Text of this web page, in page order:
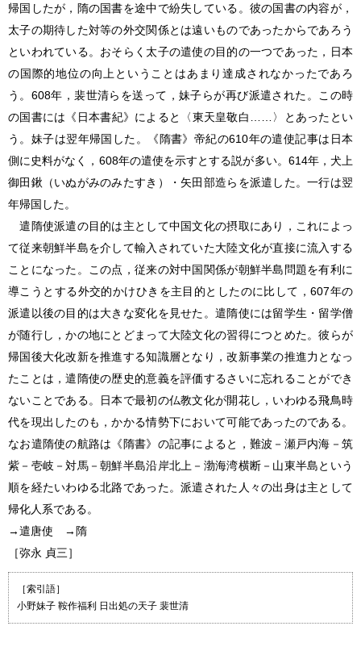
帰国したが，隋の国書を途中で紛失している。彼の国書の内容が，
太子の期待した対等の外交関係とは遠いものであったからであろう
といわれている。おそらく太子の遣使の目的の一つであった，日本
の国際的地位の向上ということはあまり達成されなかったであろ
う。608年，裴世清らを送って，妹子らが再び派遣された。この時
の国書には《日本書紀》によると〈東天皇敬白……〉とあったとい
う。妹子は翌年帰国した。《隋書》帝紀の610年の遣使記事は日本
側に史料がなく，608年の遣使を示すとする説が多い。614年，犬上
御田鍬（いぬがみのみたすき）・矢田部造らを派遣した。一行は翌
年帰国した。
遣隋使派遣の目的は主として中国文化の摂取にあり，これによっ
て従来朝鮮半島を介して輸入されていた大陸文化が直接に流入する
ことになった。この点，従来の対中国関係が朝鮮半島問題を有利に
導こうとする外交的かけひきを主目的としたのに比して，607年の
派遣以後の目的は大きな変化を見せた。遣隋使には留学生・留学僧
が随行し，かの地にとどまって大陸文化の習得につとめた。彼らが
帰国後大化改新を推進する知識層となり，改新事業の推進力となっ
たことは，遣隋使の歴史的意義を評価するさいに忘れることができ
ないことである。日本で最初の仏教文化が開花し，いわゆる飛鳥時
代を現出したのも，かかる情勢下において可能であったのである。
なお遣隋使の航路は《隋書》の記事によると，難波－瀬戸内海－筑
紫－壱岐－対馬－朝鮮半島沿岸北上－渤海湾横断－山東半島という
順を経たいわゆる北路であった。派遣された人々の出身は主として
帰化人系である。
→遣唐使 →隋
［弥永 貞三］
［索引語］
小野妹子 鞍作福利 日出処の天子 裴世清